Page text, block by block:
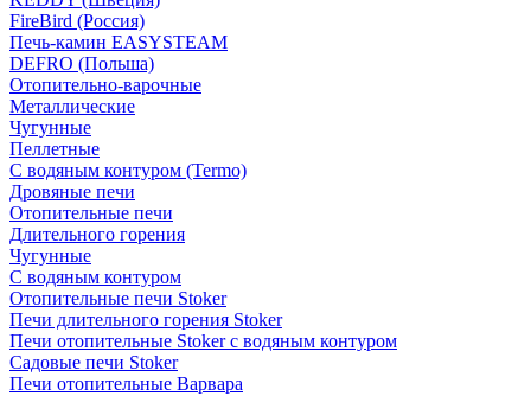
FireBird (Россия)
Печь-камин EASYSTEAM
DEFRO (Польша)
Отопительно-варочные
Металлические
Чугунные
Пеллетные
С водяным контуром (Termo)
Дровяные печи
Отопительные печи
Длительного горения
Чугунные
C водяным контуром
Отопительные печи Stoker
Печи длительного горения Stoker
Печи отопительные Stoker с водяным контуром
Садовые печи Stoker
Печи отопительные Варвара